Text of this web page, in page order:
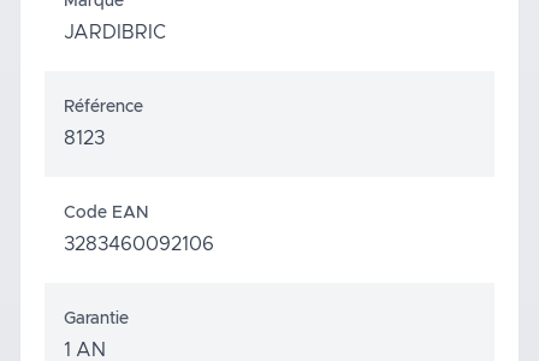
JARDIBRIC
Référence
8123
Code EAN
3283460092106
Garantie
1 AN